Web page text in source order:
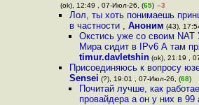
(ok), 12:49 , 07-Июл-26, (65) –3
Лол, ты хоть понимаешь
в частности ,Аноним (43),
Окстись уже со своим
Мира сидит в IPv6 А там
timur.davletshin(ok), 21:19 ,
Присоединяюсь к вопросу
Sensei (?), 19:01 , 07-Июл-26, (68)
Почитай лучше, как
провайдера а он у них в 99